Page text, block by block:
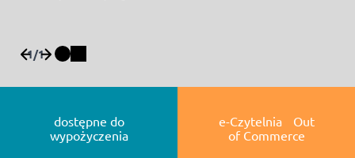
1/1
dostępne do
wypożyczenia
e-Czytelnia Out
of Commerce